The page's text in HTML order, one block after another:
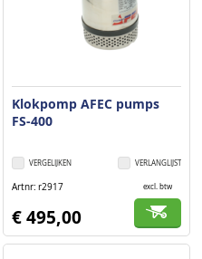
Klokpomp AFEC pumps
FS-400
VERLANGLIJST
VERGELIJKEN
Artnr r2917 excl. btw
€ 495,00